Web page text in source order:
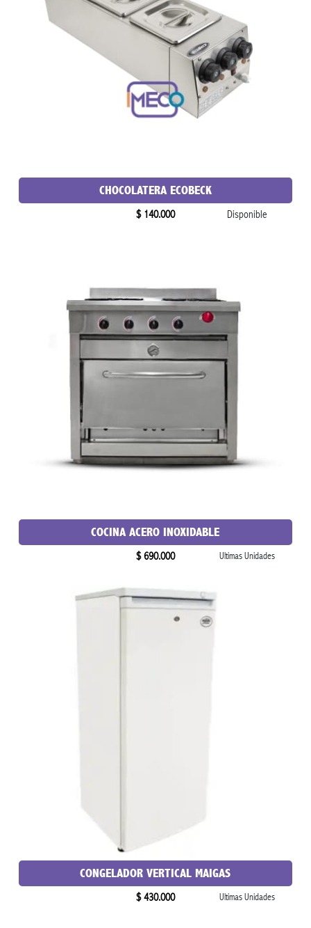
CHOCOLATERA ECOBECK
$ 140.000 Disponible
COCINA ACERO INOXIDABLE
$ 690.000 Ultimas Unidades
CONGELADOR VERTICAL MAIGAS
$ 430.000 Ultimas Unidades